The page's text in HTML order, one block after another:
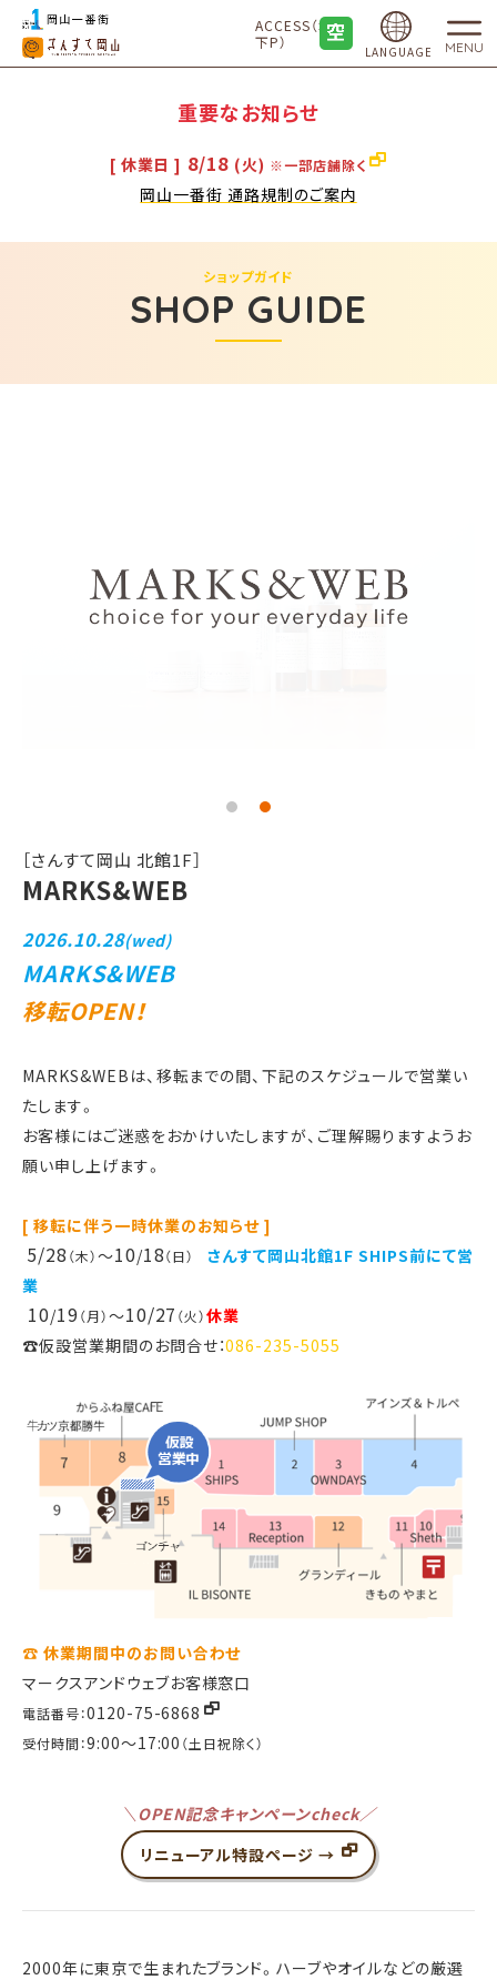
ACCESS（地
下P）
LANGUAGE MENU
重要なお知らせ
[ 休業日 ] 8/18 (火) ※一部店舗除く
岡山一番街 通路規制のご案内
SHOP GUIDE
ショップガイド
［さんすて岡山 北館1F］
MARKS&WEB
2026.10.28(wed)
MARKS&WEB
移転OPEN！
MARKS&WEBは、移転までの間、下記のスケジュールで営業い
たします。
お客様にはご迷惑をおかけいたしますが、ご理解賜りますようお
願い申し上げます。
[ 移転に伴う一時休業のお知らせ ]
5/28 （木）～10/18（日）
さんすて岡山北館1F SHIPS前にて営
業
10/19（月）～10/27 （火）休業
☎仮設営業期間のお問合せ：086-235-5055
☎ 休業期間中のお問い合わせ
マークスアンドウェブお客様窓口
電話番号：0120-75-6868
受付時間：9:00～17:00 （土日祝除く）
＼OPEN記念キャンペーンcheck／
リニューアル特設ページ →
2000年に東京で生まれたブランド。ハーブやオイルなどの厳選